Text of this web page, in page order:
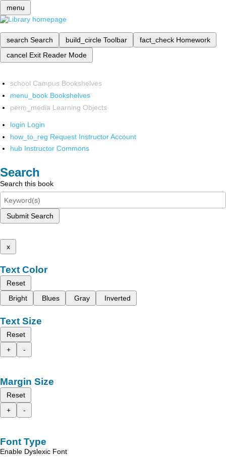
menu
search Search build_circle Toolbar fact_check Homework
cancel Exit Reader Mode
school Campus Bookshelves
menu_book Bookshelves
perm_media Learning Objects
login Login
how_to_reg Request Instructor Account
hub Instructor Commons
Search
Search this book
Submit Search
x
Text Color
Reset
Bright
Blues Gray Inverted
Text Size
Reset
+
-
Margin Size
Reset
+
-
Font Type
Enable Dyslexic Font